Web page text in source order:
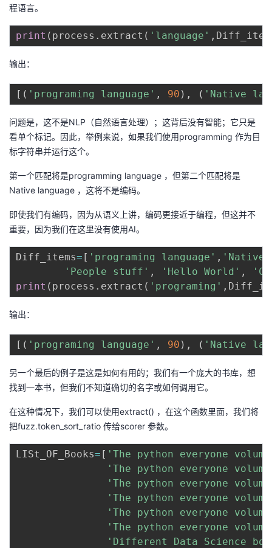
程语言。
print ( process . extract ( 'language' ,
输出：
[ ( 'programing language' , 90 ) , ( 'Native
问题是，这不是NLP（自然语言处理）；这背后没有智能；它只是
看单个标记。因此，举例来说，如果我们使用programming 作为目
标字符串并运行这个。
第一个匹配将是programming language ，但第二个匹配将是
Native language ，这将不是编码。
即使我们有编码，因为从语义上讲，编码更接近于编程，但这并不
重要，因为我们在这里没有使用AI。
Diff_items= [ 'programing language' , 'Native
'People stuff' , 'Hello World' ,
print ( process . extract ( 'programing' ,
输出：
[ ( 'programing language' , 90 ) , ( 'Native
另一个最后的例子是这是如何有用的；我们有一个庞大的书库，想
找到一本书，但我们不知道确切的名字或如何调用它。
在这种情况下，我们可以使用extract() ，在这个函数里面，我们将
把fuzz.token_sort_ratio 传给scorer 参数。
LISt_OF_Books= [ 'The python everyone
'The python everyone
'The python everyone
'The python everyone
'The python everyone
'The python everyone
'Different Data Science